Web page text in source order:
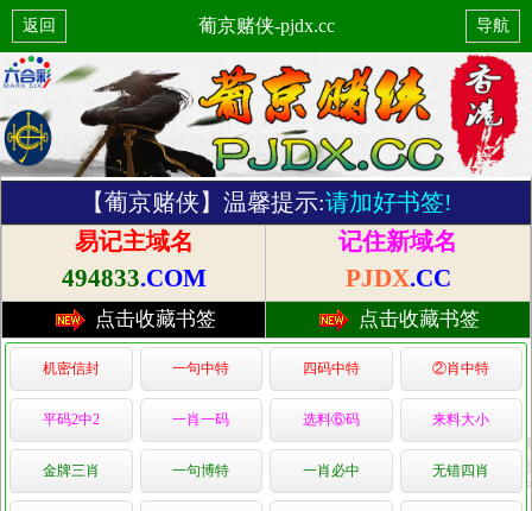
返回 葡京赌侠-pjdx.cc 导航
【葡京赌侠】温馨提示:请加好书签!
易记主域名
494833.COM
记住新域名
PJDX.CC
点击收藏书签 点击收藏书签
机密信封 一句中特 四码中特 ②肖中特
平码2中2 一肖一码 选料⑥码 来料大小
金牌三肖 一句博特 一肖必中 无错四肖